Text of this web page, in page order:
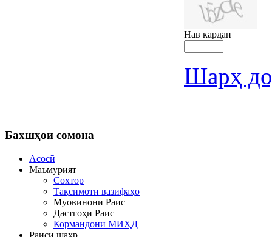
Нав кардан
Шарҳ
Бахшҳои сомона
Асосӣ
Маъмурият
Сохтор
Тақсимоти вазифаҳо
Муовинони Раис
Дастгоҳи Раис
Кормандони МИҲД
Раиси шаҳр